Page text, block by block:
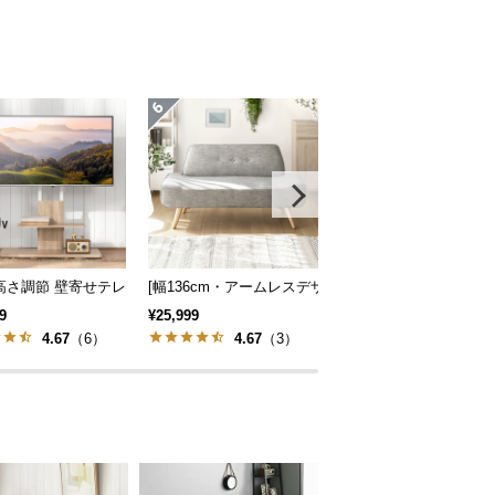
ソファ 北欧風
階高さ調節 ガス圧昇降式 ダイニング 高さ55~70cm
さ調節 壁寄せテレビスタンド キャスター付き 左右角度調節機能
4.67 （6）
[幅136cm・アームレスデザイン] 北欧風 2人掛けソフ
¥25,999
4.67 （3）